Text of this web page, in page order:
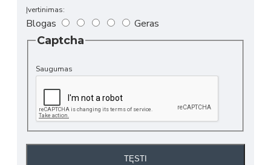
Įvertinimas:
Blogas
Geras
Captcha
Saugumas
TĘSTI